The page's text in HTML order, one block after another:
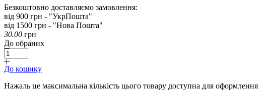
Безкоштовно доставляємо замовлення:
від 900 грн - "УкрПошта"
від 1500 грн - "Нова Пошта"
30.00 грн
До обраних
До кошику
Нажаль це максимальна кількість цього товару доступна для оформлення